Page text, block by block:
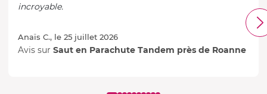
incroyable.
Anaïs C., le 25 juillet 2026
Avis sur Saut en Parachute Tandem près de Roanne